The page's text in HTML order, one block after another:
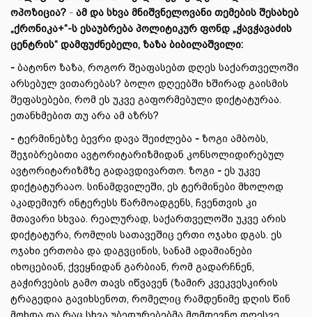
ოპოზიცია? - ამ და სხვა მნიშვნელოვანი თემების შესახებ
„ქრონიკა+“-ს ესაუბრება პოლიტიკურ ფონდ „ჭავჭავაძის
ცენტრის“ დამფუძნებელი, ზაზა ბიბილაშვილი:
- ბატონო ზაზა, როგორ შეაფასებთ დღეს საქართველოში
არსებულ ვითარებას? ბოლო დღეებში ხშირად გაისმის
შეფასებები, რომ ეს უკვე გაფორმებული დიქტატურაა.
ეთანხმებით თუ არა ამ აზრს?
- ტერმინებზე ბევრი დავა შეიძლება - ზოგი ამბობს,
შეჯიბრებითი ავტორიტარიზმიდან კონსოლიდირებულ
ავტორიტარიზმზე გადავდივართო. ზოგი - ეს უკვე
დიქტატურააო. სინამდვილეში, ეს ტერმინები მხოლოდ
აკადემიურ ინტერესს წარმოადგენს, ჩვენთვის კი
მთავარი სხვაა. რეალურად, საქართველოში უკვე არის
დიქტატურა, რომლის სათავეშიც ერთი ოჯახი დგას. ეს
ოჯახი ერთობა და დაგვცინის, სანამ ადამიანები
იხოცებიან, ქვეყნიდან გარბიან, რომ გადარჩნენ,
გაჭირვების გამო თავს იწვავენ (ზამირ კვეკვესკირის
ტრაგედია გავიხსენოთ, რომელიც რამდენიმე დღის წინ